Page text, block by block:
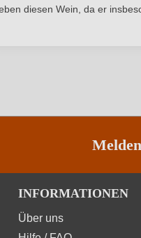
Citronensäure,
diesen Wein, da er
INFORMATIONEN
Über uns